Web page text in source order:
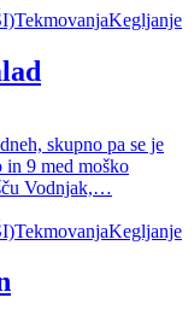
TekmovanjaKegljanje
skupno pa se je
in 9 med moško
Vodnjak,…
TekmovanjaKegljanje